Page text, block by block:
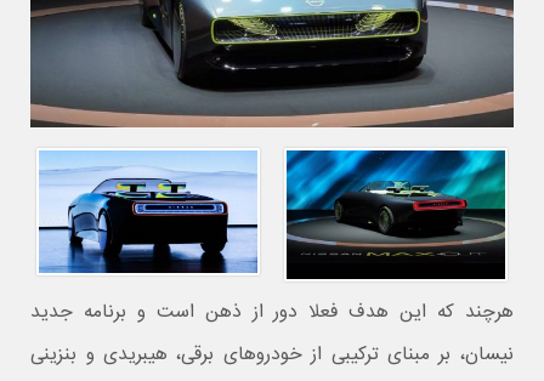
هرچند که این هدف فعلا دور از ذهن است و برنامه جدید
نیسان، بر مبنای ترکیبی از خودروهای برقی، هیبریدی و بنزینی